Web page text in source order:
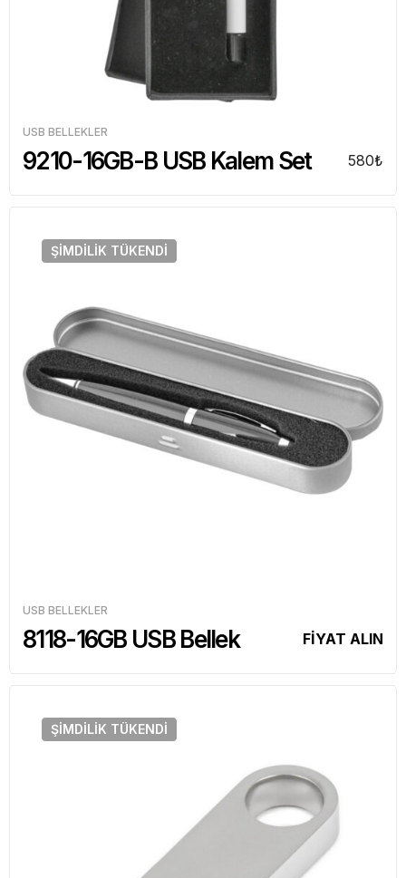
USB BELLEKLER
9210-16GB-B USB Kalem Set 580₺
ŞIMDILIK TÜKENDI
USB BELLEKLER
8118-16GB USB Bellek FİYAT ALIN
ŞIMDILIK TÜKENDI